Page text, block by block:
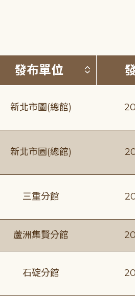
排序 (升降冪)
發布單位 按發布
新北市圖(總館)
新北市圖(總館)
三重分館
蘆洲集賢分館
石碇分館